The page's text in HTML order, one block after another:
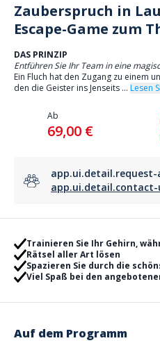
Zauberspruch in
Escape-Game zum
DAS PRINZIP
Entführen Sie Ihr Team in eine
Ein Fluch hat den Zugang zu einem
den die Geister ins Jenseits ... Lesen
Ab
69,00 €
app.ui.detail.contact-
Trainieren Sie Ihr Gehirn,
Rätsel aller Art lösen
Spazieren Sie durch die
Viel Spaß bei den
Auf dem Programm